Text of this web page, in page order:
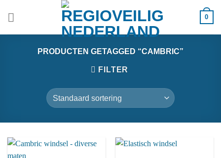
0
PRODUCTEN GETAGGED “CAMBRIC”
FILTER